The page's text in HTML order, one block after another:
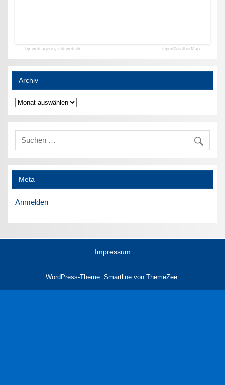
by web agency siti web ok OpenWeatherMap
Archiv
Archiv
Meta
Anmelden
Impressum
WordPress-Theme: Smartline von ThemeZee.